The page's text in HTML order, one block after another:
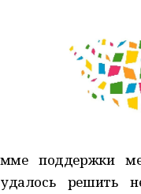
поддержки
удалось решить